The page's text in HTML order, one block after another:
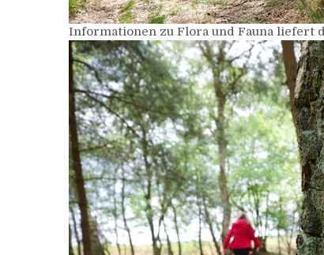
Informationen zu Flora und Fauna liefert